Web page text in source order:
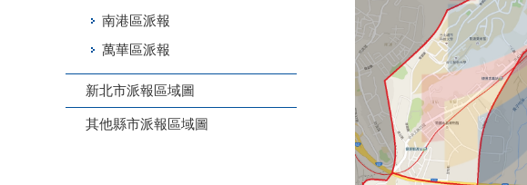
南港區派報
萬華區派報
新北市派報區域圖
其他縣市派報區域圖